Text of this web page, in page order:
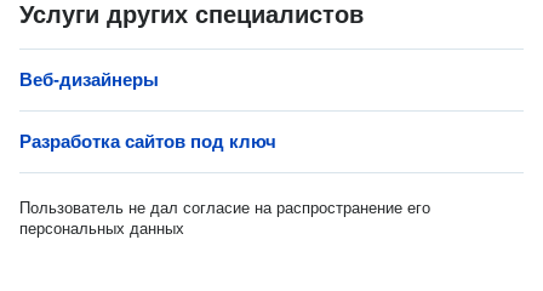
Услуги других специалистов
Веб-дизайнеры
Разработка сайтов под ключ
Пользователь не дал согласие на распространение его
персональных данных